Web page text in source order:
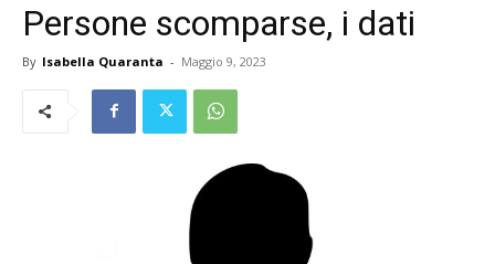
Persone scomparse, i dati
By Isabella Quaranta - Maggio 9, 2023